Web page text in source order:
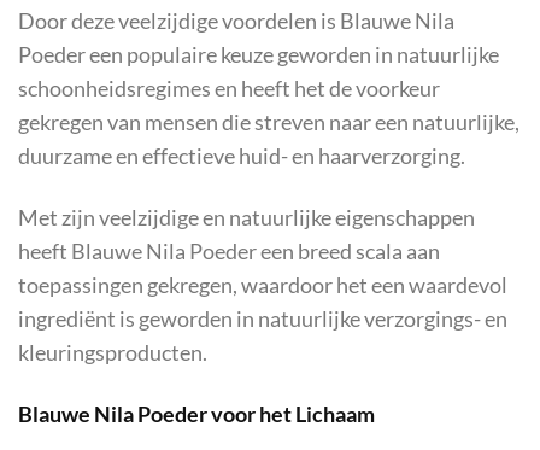
Door deze veelzijdige voordelen is Blauwe Nila
Poeder een populaire keuze geworden in natuurlijke
schoonheidsregimes en heeft het de voorkeur
gekregen van mensen die streven naar een natuurlijke,
duurzame en effectieve huid- en haarverzorging.
Met zijn veelzijdige en natuurlijke eigenschappen
heeft Blauwe Nila Poeder een breed scala aan
toepassingen gekregen, waardoor het een waardevol
ingrediënt is geworden in natuurlijke verzorgings- en
kleuringsproducten.
Blauwe Nila Poeder voor het Lichaam